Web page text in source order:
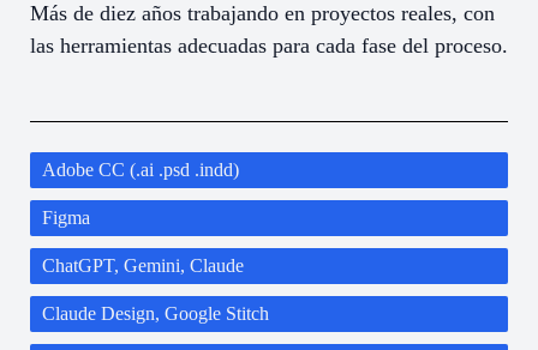
Más de diez años trabajando en proyectos reales, con
las herramientas adecuadas para cada fase del proceso.
Adobe CC (.ai .psd .indd)
Figma
ChatGPT, Gemini, Claude
Claude Design, Google Stitch